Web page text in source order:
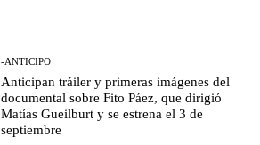
-ANTICIPO
Anticipan tráiler y primeras imágenes del
documental sobre Fito Páez, que dirigió
Matías Gueilburt y se estrena el 3 de
septiembre